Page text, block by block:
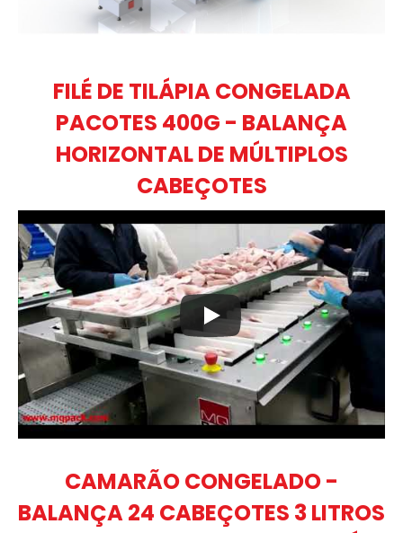
FILÉ DE TILÁPIA CONGELADA
PACOTES 400G - BALANÇA
HORIZONTAL DE MÚLTIPLOS
CABEÇOTES
CAMARÃO CONGELADO -
BALANÇA 24 CABEÇOTES 3 LITROS